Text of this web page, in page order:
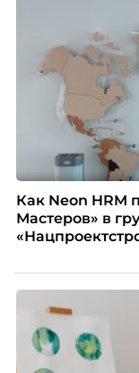
Как Neon HRM
Мастеров» в